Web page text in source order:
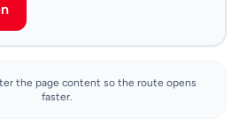
the page content so the route opens
faster.